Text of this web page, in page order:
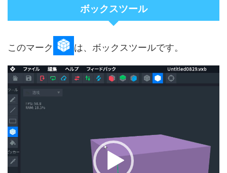
ボックスツール
このマーク は、ボックスツールです。
動
画
プ
レ
ー
ヤ
ー